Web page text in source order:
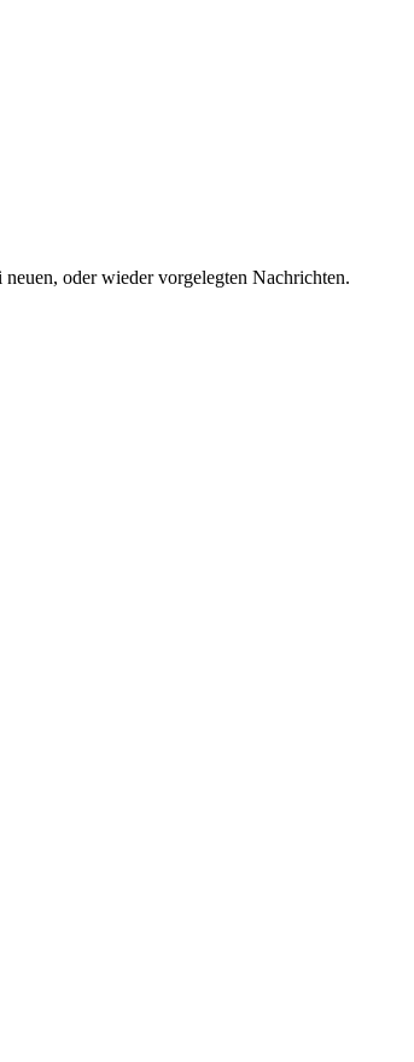
oder wieder vorgelegten Nachrichten.